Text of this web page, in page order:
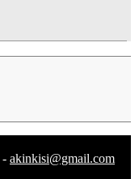
- akinkisi@gmail.com